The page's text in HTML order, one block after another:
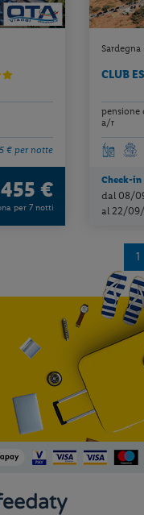
€ per notte
455 €
per 7 notti
CLUB
pensione
a/r
Check-in
dal 08/
al 22/
1